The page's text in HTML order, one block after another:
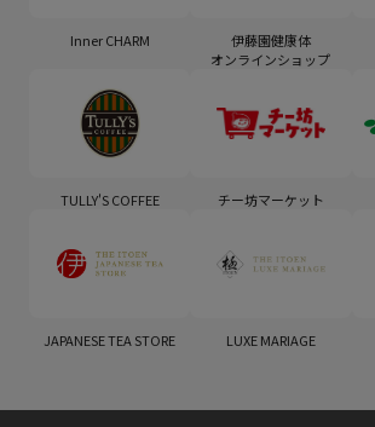
Inner CHARM
伊藤園健康体
オンラインショップ
TULLY'S COFFEE チー坊マーケット
JAPANESE TEA STORE LUXE MARIAGE